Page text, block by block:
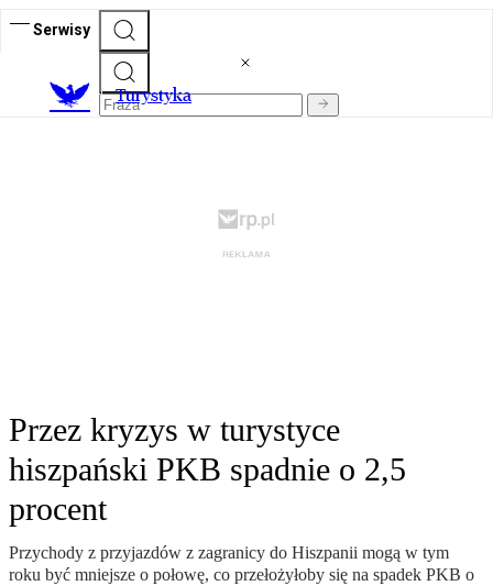
Serwisy
Turystyka
Przez kryzys w turystyce
hiszpański PKB spadnie o 2,5
procent
Przychody z przyjazdów z zagranicy do Hiszpanii mogą w tym
roku być mniejsze o połowę, co przełożyłoby się na spadek PKB o